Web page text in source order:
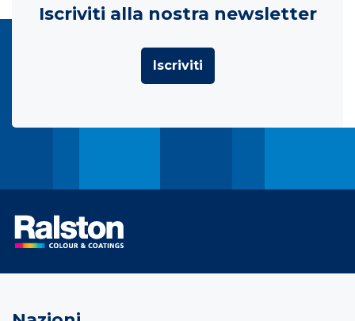
Iscriviti alla nostra newsletter
Iscriviti